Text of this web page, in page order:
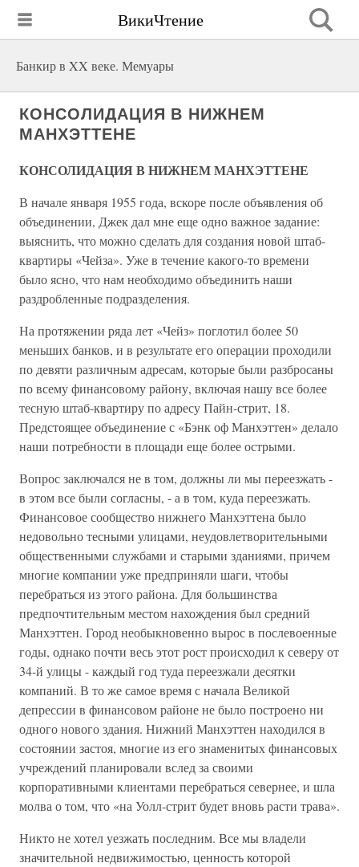
ВикиЧтение
Банкир в XX веке. Мемуары
КОНСОЛИДАЦИЯ В НИЖНЕМ
МАНХЭТТЕНЕ
КОНСОЛИДАЦИЯ В НИЖНЕМ МАНХЭТТЕНЕ
В начале января 1955 года, вскоре после объявления об
объединении, Джек дал мне еще одно важное задание:
выяснить, что можно сделать для создания новой штаб-
квартиры «Чейза». Уже в течение какого-то времени
было ясно, что нам необходимо объединить наши
раздробленные подразделения.
На протяжении ряда лет «Чейз» поглотил более 50
меньших банков, и в результате его операции проходили
по девяти различным адресам, которые были разбросаны
по всему финансовому району, включая нашу все более
тесную штаб-квартиру по адресу Пайн-стрит, 18.
Предстоящее объединение с «Бэнк оф Манхэттен» делало
наши потребности в площади еще более острыми.
Вопрос заключался не в том, должны ли мы переезжать -
в этом все были согласны, - а в том, куда переезжать.
Финансовое сообщество нижнего Манхэттена было
недовольно тесными улицами, неудовлетворительными
общественными службами и старыми зданиями, причем
многие компании уже предприняли шаги, чтобы
перебраться из этого района. Для большинства
предпочтительным местом нахождения был средний
Манхэттен. Город необыкновенно вырос в послевоенные
годы, однако почти весь этот рост происходил к северу от
34-й улицы - каждый год туда переезжали десятки
компаний. В то же самое время с начала Великой
депрессии в финансовом районе не было построено ни
одного нового здания. Нижний Манхэттен находился в
состоянии застоя, многие из его знаменитых финансовых
учреждений планировали вслед за своими
корпоративными клиентами перебраться севернее, и шла
молва о том, что «на Уолл-стрит будет вновь расти трава».
Никто не хотел уезжать последним. Все мы владели
значительной недвижимостью, ценность которой